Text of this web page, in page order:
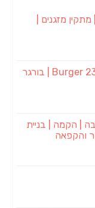
מתקין מזגנים |
בורגר באשכול | בורגר 232 | Burger 232 | בורגר
| הקמה | בניית
והקפאה